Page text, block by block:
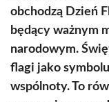
obchodzą Dzień
będący ważnym
narodowym.
flagi jako
wspólnoty. To